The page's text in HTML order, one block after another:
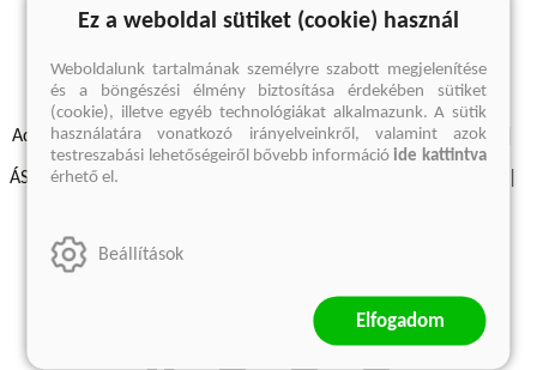
A keresett kifejezésre nincs találat
Adatvédelmi szabályzatok Elállási felmondási nyilatkozat
ÁSZF - Vásárlási feltételek
Szállítási információk
Ez a weboldal sütiket (cookie) használ
Weboldalunk tartalmának személyre szabott megjelenítése
és a böngészési élmény biztosítása érdekében sütiket
(cookie), illetve egyéb technológiákat alkalmazunk. A sütik
használatára vonatkozó irányelveinkről, valamint azok
testreszabási lehetőségeiről bővebb információide kattintva
érhető el.
Beállítások
Elfogadom